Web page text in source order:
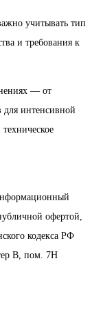
учитывать тип
и требования к
— от
интенсивной
офертой,
кодекса РФ
В, пом. 7Н